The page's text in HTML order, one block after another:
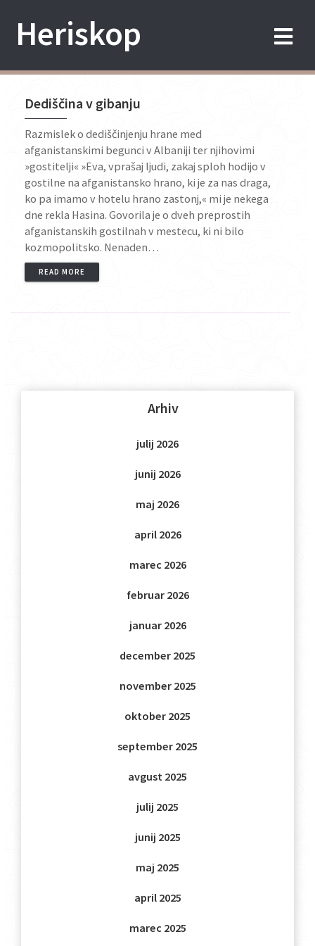
Heriskop
Dediščina v gibanju
Razmislek o dediščinjenju hrane med
afganistanskimi begunci v Albaniji ter njihovimi
»gostitelji« »Eva, vprašaj ljudi, zakaj sploh hodijo v
gostilne na afganistansko hrano, ki je za nas draga,
ko pa imamo v hotelu hrano zastonj,« mi je nekega
dne rekla Hasina. Govorila je o dveh preprostih
afganistanskih gostilnah v mestecu, ki ni bilo
kozmopolitsko. Nenaden…
READ MORE
Arhiv
julij 2026
junij 2026
maj 2026
april 2026
marec 2026
februar 2026
januar 2026
december 2025
november 2025
oktober 2025
september 2025
avgust 2025
julij 2025
junij 2025
maj 2025
april 2025
marec 2025